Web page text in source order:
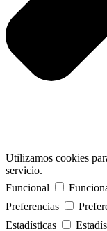
Utilizamos cookies
servicio.
Funcional
Preferencias
Estadísticas